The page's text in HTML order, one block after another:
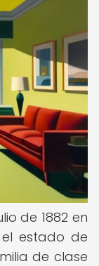
de 1882 en
estado de
de clase